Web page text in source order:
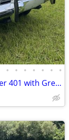
• • • • • • •
1977 *Jeep* *Wagoneer* *Rare 1-Owner 401 with Great Fac